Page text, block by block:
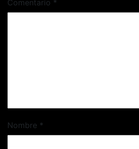
Comentario *
Nombre *